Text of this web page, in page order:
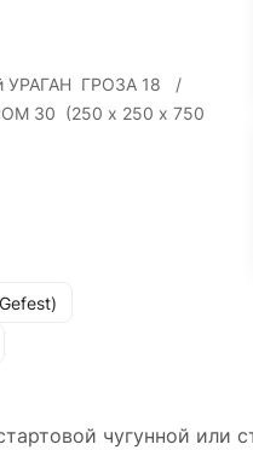
УРАГАН ГРОЗА 18 /
30 (250 х 250 х 750
чугунной или